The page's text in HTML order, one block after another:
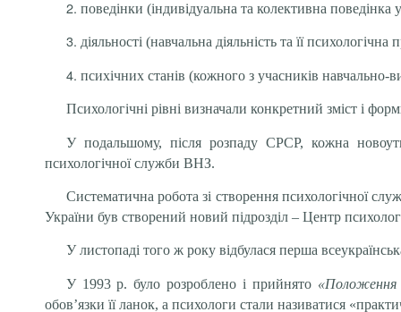
поведінки (індивідуальна та колективна
діяльності (навчальна діяльність та її
психічних станів (кожного з учасників навчально-
Психологічні рівні визначали конкретний зміст і
У подальшому, після розпаду СРСР, кожна
психологічної служби ВНЗ.
Систематична робота зі створення психологічної
України був створений новий підрозділ – Центр
У листопаді того ж року відбулася перша
У 1993 р. було розроблено і прийнято«Положення
обов’язки її ланок, а психологи стали називатися